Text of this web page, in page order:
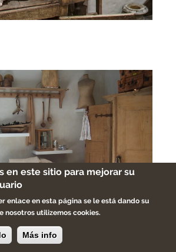
en este sitio para mejorar su
enlace en esta página se le está dando su
nosotros utilizemos cookies.
Más info